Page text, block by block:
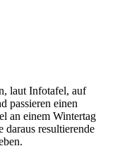
laut Infotafel, auf
passieren einen
an einem Wintertag
daraus resultierende